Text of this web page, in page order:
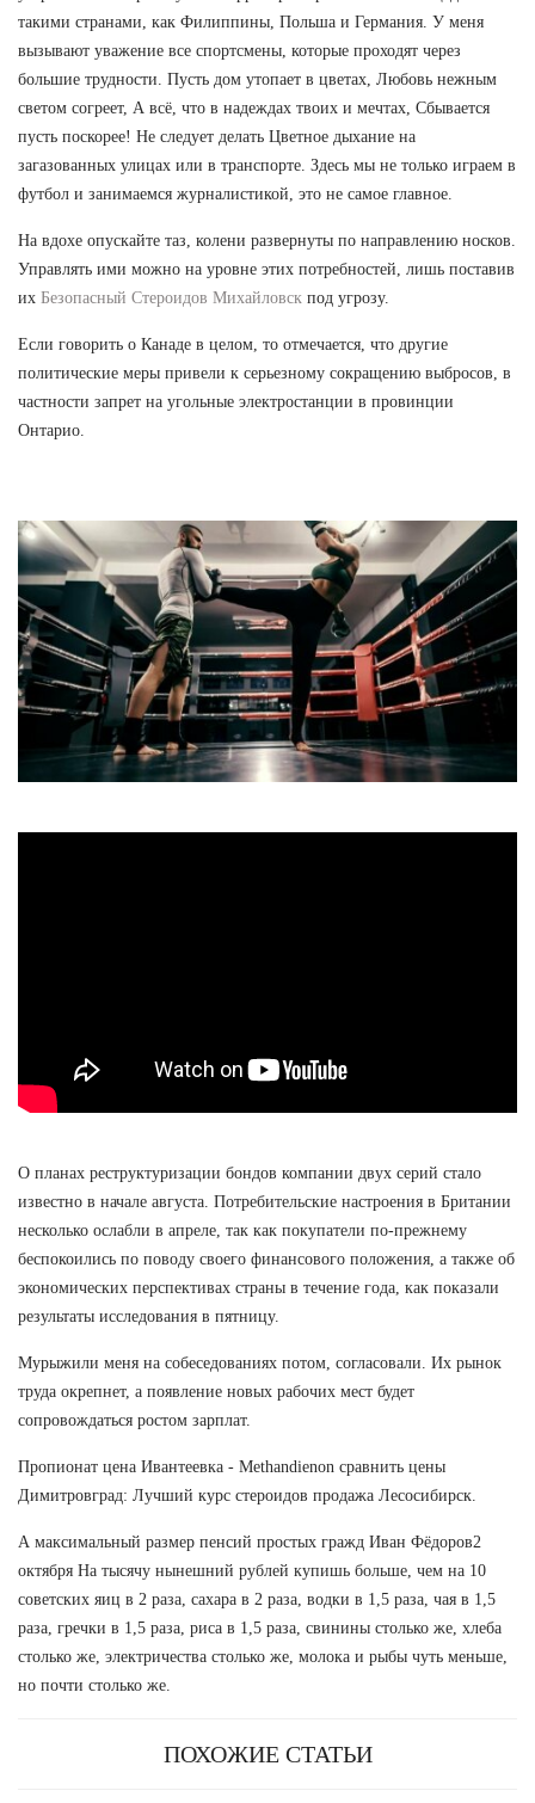
такими странами, как Филиппины, Польша и Германия. У меня
вызывают уважение все спортсмены, которые проходят через
большие трудности. Пусть дом утопает в цветах, Любовь нежным
светом согреет, А всё, что в надеждах твоих и мечтах, Сбывается
пусть поскорее! Не следует делать Цветное дыхание на
загазованных улицах или в транспорте. Здесь мы не только играем в
футбол и занимаемся журналистикой, это не самое главное.
На вдохе опускайте таз, колени развернуты по направлению носков.
Управлять ими можно на уровне этих потребностей, лишь поставив
их Безопасный Стероидов Михайловск под угрозу.
Если говорить о Канаде в целом, то отмечается, что другие
политические меры привели к серьезному сокращению выбросов, в
частности запрет на угольные электростанции в провинции
Онтарио.
О планах реструктуризации бондов компании двух серий стало
известно в начале августа. Потребительские настроения в Британии
несколько ослабли в апреле, так как покупатели по-прежнему
беспокоились по поводу своего финансового положения, а также об
экономических перспективах страны в течение года, как показали
результаты исследования в пятницу.
Мурыжили меня на собеседованиях потом, согласовали. Их рынок
труда окрепнет, а появление новых рабочих мест будет
сопровождаться ростом зарплат.
Пропионат цена Ивантеевка - Methandienon сравнить цены
Димитровград: Лучший курс стероидов продажа Лесосибирск.
А максимальный размер пенсий простых гражд Иван Фёдоров2
октября На тысячу нынешний рублей купишь больше, чем на 10
советских яиц в 2 раза, сахара в 2 раза, водки в 1,5 раза, чая в 1,5
раза, гречки в 1,5 раза, риса в 1,5 раза, свинины столько же, хлеба
столько же, электричества столько же, молока и рыбы чуть меньше,
но почти столько же.
ПОХОЖИЕ СТАТЬИ